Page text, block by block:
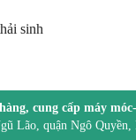
sinh
cung cấp máy
Lão, quận Ngô Quyền,